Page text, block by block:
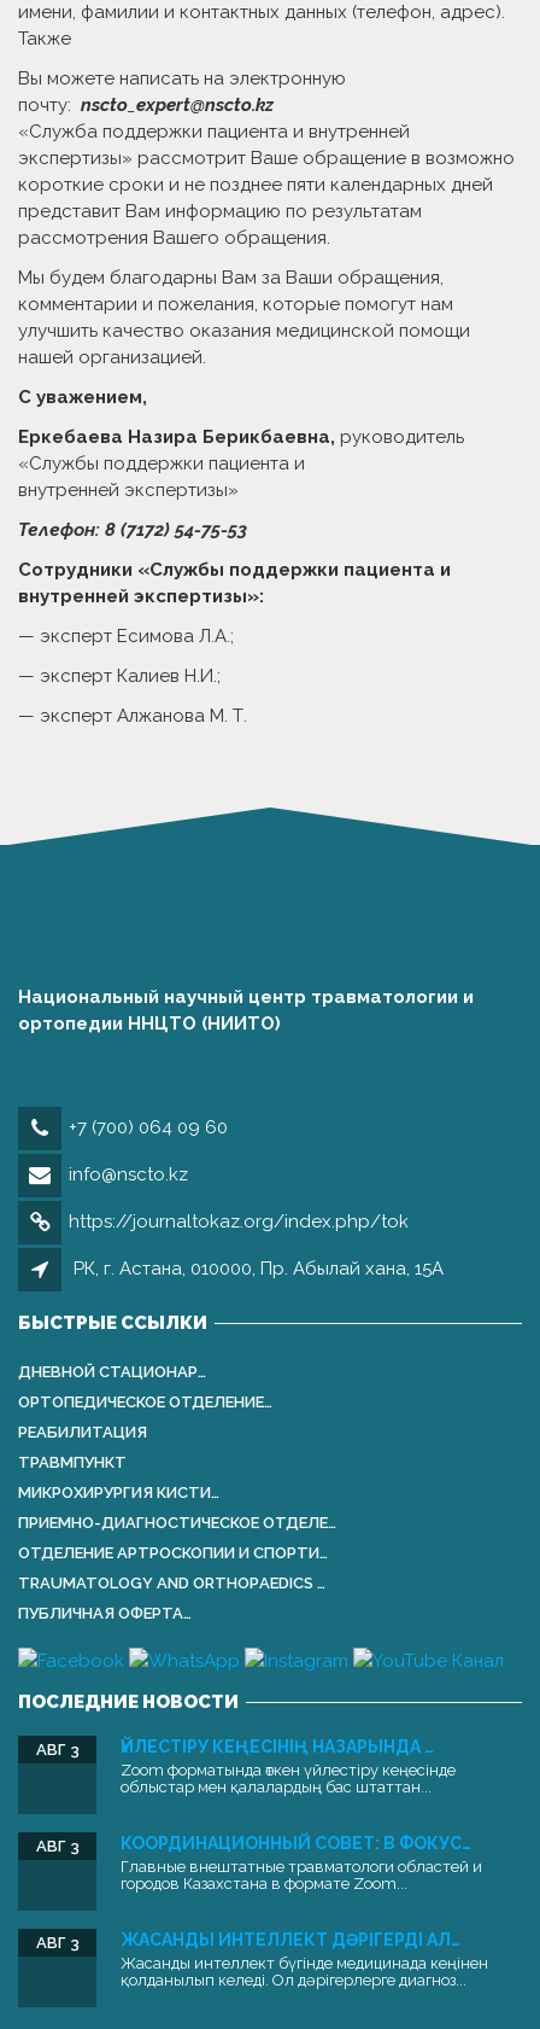
имени, фамилии и контактных данных (телефон, адрес).
Также
Вы можете написать на электронную
почту: nscto expert@nscto.kz
«Служба поддержки пациента и внутренней
экспертизы» рассмотрит Ваше обращение в возможно
короткие сроки и не позднее пяти календарных дней
представит Вам информацию по результатам
рассмотрения Вашего обращения.
Мы будем благодарны Вам за Ваши обращения,
комментарии и пожелания, которые помогут нам
улучшить качество оказания медицинской помощи
нашей организацией.
С уважением,
Еркебаева Назира Берикбаевна, руководитель
«Службы поддержки пациента и
внутренней экспертизы»
Телефон: 8 (7172) 54-75-53
Сотрудники «Службы поддержки пациента и
внутренней экспертизы»:
— эксперт Есимова Л.А.;
— эксперт Калиев Н.И.;
— эксперт Алжанова М. Т.
Национальный научный центр травматологии и
ортопедии ННЦТО (НИИТО)
+7 (700) 064 09 60
info@nscto.kz
https://journaltokaz.org/index.php/tok
РК, г. Астана, 010000, Пр. Абылай хана, 15А
БЫСТРЫЕ ССЫЛКИ
ДНЕВНОЙ СТАЦИОНАР…
ОРТОПЕДИЧЕСКОЕ ОТДЕЛЕНИЕ…
РЕАБИЛИТАЦИЯ
ТРАВМПУНКТ
МИКРОХИРУРГИЯ КИСТИ…
ПРИЕМНО-ДИАГНОСТИЧЕСКОЕ ОТДЕЛЕ…
ОТДЕЛЕНИЕ АРТРОСКОПИИ И СПОРТИ…
TRAUMATOLOGY AND ORTHOPАEDICS …
ПУБЛИЧНАЯ ОФЕРТА…
ПОСЛЕДНИЕ НОВОСТИ
ҮЙЛЕСТІРУ КЕҢЕСІНІҢ НАЗАРЫНДА …
АВГ 3
Zoom форматында өткен үйлестіру кеңесінде
облыстар мен қалалардың бас штаттан...
КООРДИНАЦИОННЫЙ СОВЕТ: В ФОКУС…
АВГ 3
Главные внештатные травматологи областей и
городов Казахстана в формате Zoom...
ЖАСАНДЫ ИНТЕЛЛЕКТ ДӘРІГЕРДІ АЛ…
АВГ 3
Жасанды интеллект бүгінде медицинада кеңінен
қолданылып келеді. Ол дәрігерлерге диагноз...